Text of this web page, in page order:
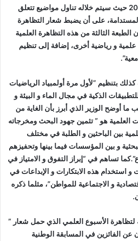
المصادف ل 19 مايو 2023 حيث سيتم خلاله تناول مواضيع تتعلق
المستدامة، على أن يضبط شعار التظاهرة
الطبعة الثالثة من هذه التظاهرة العلمية
و رياضية أخرى، إضافة إلى تنظيم
بتنظيم “لأول مرة أولمبياد الرياضيات
الذكية في مجال الماء و البيئة و
ما أوضح الوزير الذي أبرز بأن الغاية من
العلمية هو ” تثمين جهود البحث ومخرجاته
بين الباحثين و الطلبة في مختلف
و بين المؤسسات فيما بينها وتحفيزهم
تساهم في “إبراز التفوق و الامتياز في
استخدام هذه الابتكارات و الإبداعات في
و الاجتماعية للمواطن”، مثلما ذكره
الأسبوع العلمي الذي حمل شعار ”
عن الفائزين في المسابقة الوطنية